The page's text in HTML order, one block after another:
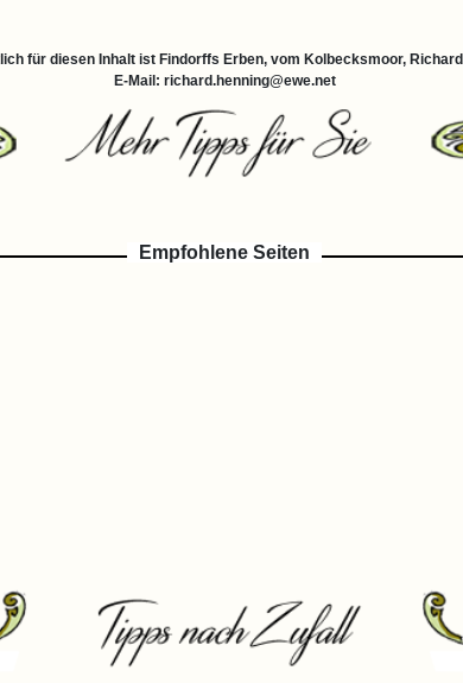
für diesen Inhalt ist Findorffs Erben, vom Kolbecksmoor,
E-Mail: richard.henning@ewe.net
Empfohlene Seiten